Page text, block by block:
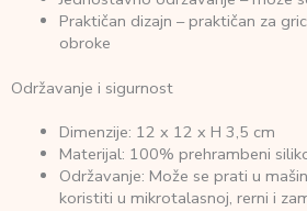
Praktičan dizajn – praktičan za
obroke
Održavanje i sigurnost
Dimenzije: 12 x 12 x H 3,5 cm
Materijal: 100% prehrambeni
Održavanje: Može se prati u
koristiti u mikrotalasnoj, rerni i